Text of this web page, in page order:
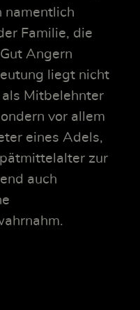
namentlich
Familie, die
Angern
liegt nicht
Mitbelehnter
vor allem
eines Adels,
zur
auch